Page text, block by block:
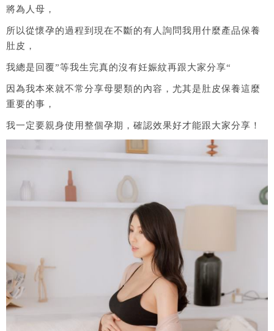
將為人母，
所以從懷孕的過程到現在不斷的有人詢問我用什麼產品保養
肚皮，
我總是回覆”等我生完真的沒有妊娠紋再跟大家分享“
因為我本來就不常分享母嬰類的內容，尤其是肚皮保養這麼
重要的事，
我一定要親身使用整個孕期，確認效果好才能跟大家分享！